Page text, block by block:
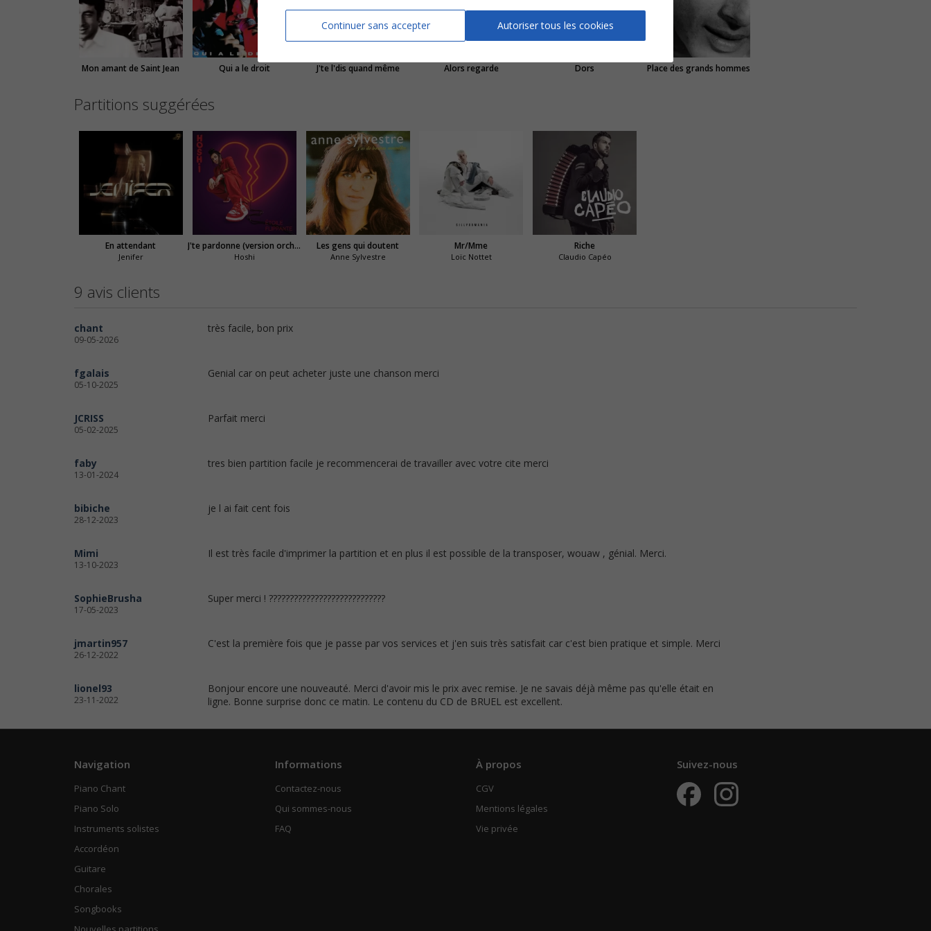
Mon amant de Saint Jean Qui a le droit J'te l'dis quand même Alors regarde Dors Place des grands hommes
Partitions suggérées
En attendant
Jenifer
J'te pardonne (version orchestrale)
Hoshi
Les gens qui doutent
Anne Sylvestre
Mr/Mme
Loïc Nottet
Riche
Claudio Capéo
9 avis clients
chant
09-05-2026
très facile, bon prix
fgalais
05-10-2025
Genial car on peut acheter juste une chanson merci
JCRISS
05-02-2025
Parfait merci
faby
13-01-2024
tres bien partition facile je recommencerai de travailler avec votre cite merci
bibiche
28-12-2023
je l ai fait cent fois
Mimi
13-10-2023
Il est très facile d'imprimer la partition et en plus il est possible de la transposer, wouaw , génial. Merci.
SophieBrusha
17-05-2023
Super merci ! ????????????????????????????
jmartin957
26-12-2022
C'est la première fois que je passe par vos services et j'en suis très satisfait car c'est bien pratique et simple. Merci
lionel93
23-11-2022
Bonjour encore une nouveauté. Merci d'avoir mis le prix avec remise. Je ne savais déjà même pas qu'elle était en
ligne. Bonne surprise donc ce matin. Le contenu du CD de BRUEL est excellent.
Navigation
Piano Chant
Piano Solo
Instruments solistes
Accordéon
Guitare
Chorales
Songbooks
Informations
Contactez-nous
Qui sommes-nous
FAQ
À propos
CGV
Mentions légales
Vie privée
Suivez-nous
Continuer sans accepter Autoriser tous les cookies